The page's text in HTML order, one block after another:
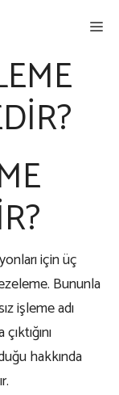
için üç
Bununla
işleme adı
hakkında